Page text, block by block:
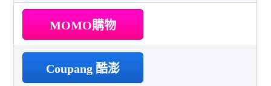
MOMO購物
Coupang 酷澎